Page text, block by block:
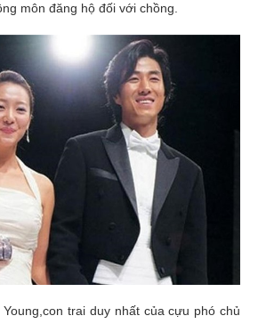
môn đăng hộ đối với chồng.
Young,con trai duy nhất của cựu phó chủ